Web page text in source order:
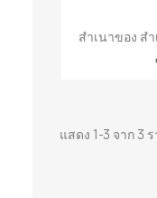
 เ
สำเนาของ ส
แสดง 1-3 จาก 3